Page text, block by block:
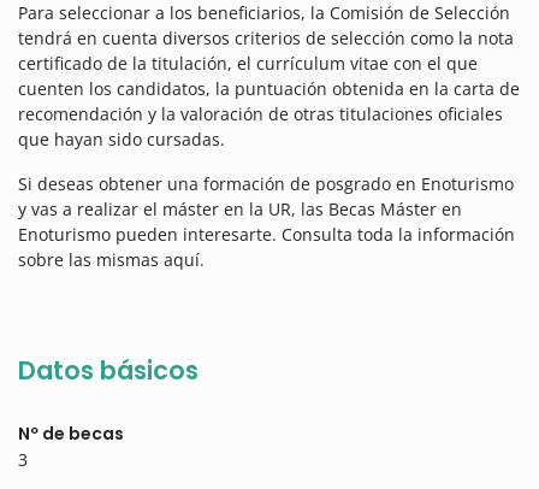
Para seleccionar a los beneficiarios, la Comisión de Selección
tendrá en cuenta diversos criterios de selección como la nota
certificado de la titulación, el currículum vitae con el que
cuenten los candidatos, la puntuación obtenida en la carta de
recomendación y la valoración de otras titulaciones oficiales
que hayan sido cursadas.
Si deseas obtener una formación de posgrado en Enoturismo
y vas a realizar el máster en la UR, las Becas Máster en
Enoturismo pueden interesarte. Consulta toda la información
sobre las mismas aquí.
Datos básicos
Nº de becas
3